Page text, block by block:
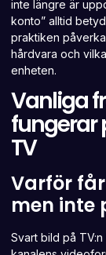
inte längre är
konto” alltid
praktiken
hårdvara och
enheten.
Vanliga
fungerar
TV
Varför
men inte
Svart bild på